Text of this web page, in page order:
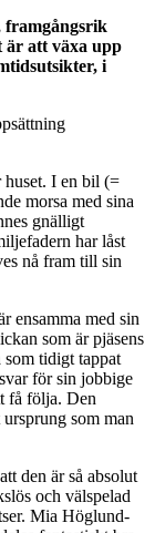
framgångsrik
är att växa upp
i
huset. I en bil (=
morsa med sina
gnälligt
har låst
nå fram till sin
ensamma med sin
som är pjäsens
tidigt tappat
för sin jobbige
få följa. Den
som man
den är så absolut
och välspelad
Mia Höglund-